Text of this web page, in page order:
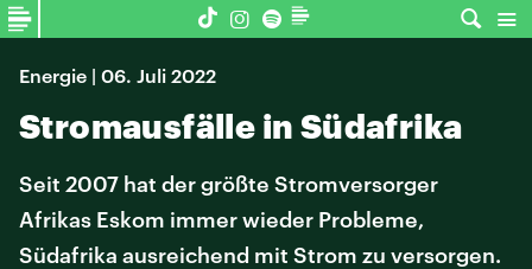
Energie | 06. Juli 2022
Stromausfälle in Südafrika
Seit 2007 hat der größte Stromversorger
Afrikas Eskom immer wieder Probleme,
Südafrika ausreichend mit Strom zu versorgen.